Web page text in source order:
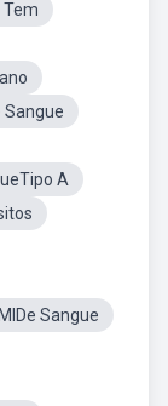
Tem
Sangue
A
Sangue